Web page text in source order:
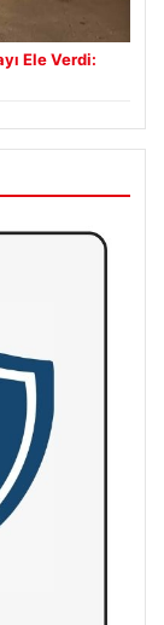
Ele Verdi: